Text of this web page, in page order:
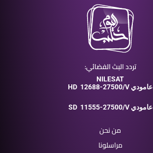
تردد البث الفضائي:
NILESAT
HD
12688-27500/V عامودي
SD 11555-27500/V عامودي
من نحن
مراسلونا